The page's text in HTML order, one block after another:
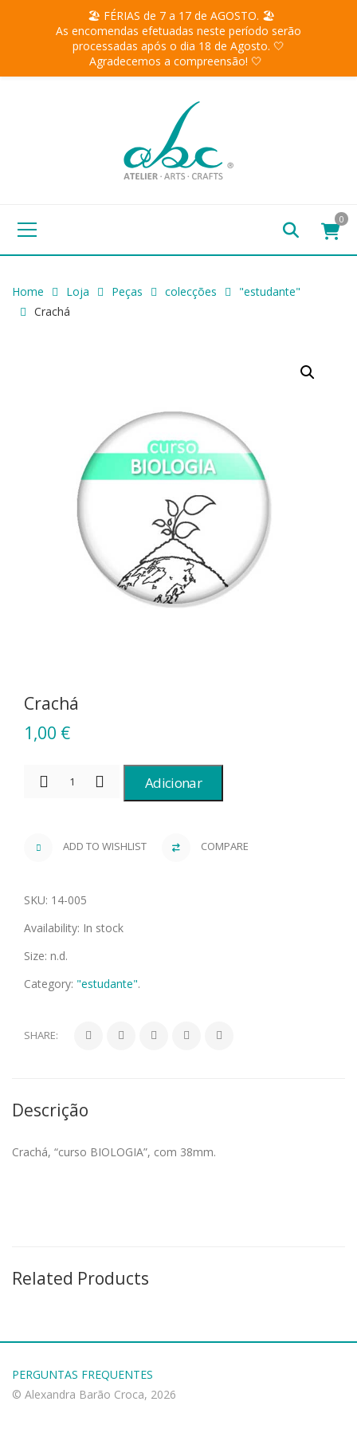
0
Home Loja Peças colecções
"estudante"
Crachá
Crachá
1,00 €
Adicionar
ADD TO WISHLIST COMPARE
SKU: 14-005
Availability: In stock
Size: n.d.
Category: "estudante".
SHARE:
Descrição
Crachá, “curso BIOLOGIA”, com 38mm.
Related Products
PERGUNTAS FREQUENTES
© Alexandra Barão Croca, 2026
🏖️ FÉRIAS de 7 a 17 de AGOSTO. 🏖️
As encomendas efetuadas neste período serão
processadas após o dia 18 de Agosto. 🤍
Agradecemos a compreensão! 🤍